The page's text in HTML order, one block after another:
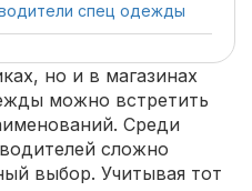
спец одежды
но и в магазинах
можно встретить
Среди
сложно
выбор. Учитывая тот